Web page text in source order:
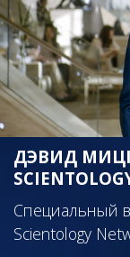
ДЭВИД
Специальный
Scientology